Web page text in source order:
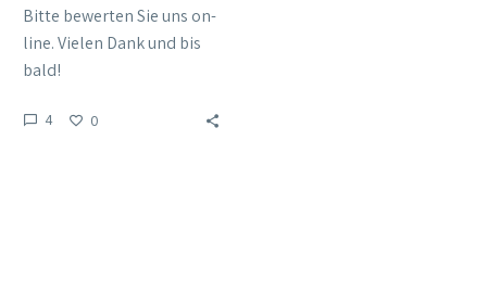
Bitte bewerten Sie uns on-
line. Vielen Dank und bis
bald!
4 0